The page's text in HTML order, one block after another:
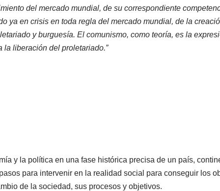
del mercado mundial, de su correspondiente
ya en crisis en toda regla del mercado mundial, de la
y burguesía. El comunismo, como teoría, es la
liberación del proletariado.”
y la política en una fase histórica precisa de un país,
para intervenir en la realidad social para conseguir los
de la sociedad, sus procesos y objetivos.